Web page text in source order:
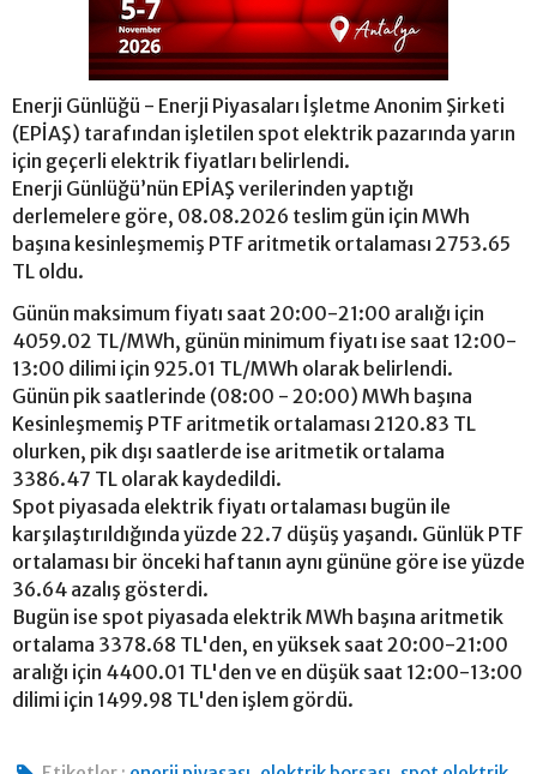
Enerji Günlüğü - Enerji Piyasaları İşletme Anonim Şirketi
(EPİAŞ) tarafından işletilen spot elektrik pazarında yarın
için geçerli elektrik fiyatları belirlendi.
Enerji Günlüğü’nün EPİAŞ verilerinden yaptığı
derlemelere göre, 08.08.2026 teslim gün için MWh
başına kesinleşmemiş PTF aritmetik ortalaması 2753.65
TL oldu.
Günün maksimum fiyatı saat 20:00-21:00 aralığı için
4059.02 TL/MWh, günün minimum fiyatı ise saat 12:00-
13:00 dilimi için 925.01 TL/MWh olarak belirlendi.
Günün pik saatlerinde (08:00 - 20:00) MWh başına
Kesinleşmemiş PTF aritmetik ortalaması 2120.83 TL
olurken, pik dışı saatlerde ise aritmetik ortalama
3386.47 TL olarak kaydedildi.
Spot piyasada elektrik fiyatı ortalaması bugün ile
karşılaştırıldığında yüzde 22.7 düşüş yaşandı. Günlük PTF
ortalaması bir önceki haftanın aynı gününe göre ise yüzde
36.64 azalış gösterdi.
Bugün ise spot piyasada elektrik MWh başına aritmetik
ortalama 3378.68 TL'den, en yüksek saat 20:00-21:00
aralığı için 4400.01 TL'den ve en düşük saat 12:00-13:00
dilimi için 1499.98 TL'den işlem gördü.